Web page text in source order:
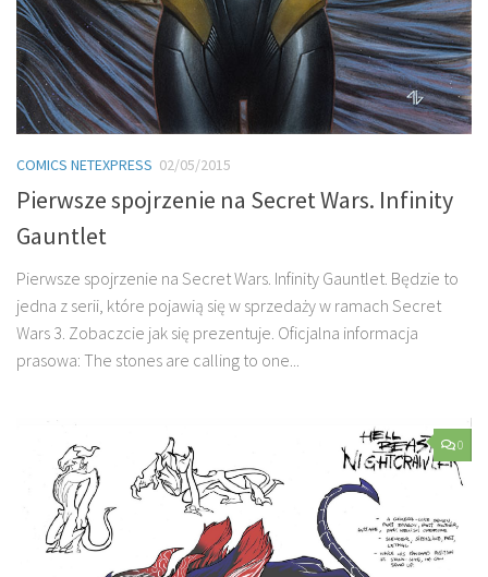
COMICS NETEXPRESS 02/05/2015
Pierwsze spojrzenie na Secret Wars. Infinity
Gauntlet
Pierwsze spojrzenie na Secret Wars. Infinity Gauntlet. Będzie to
jedna z serii, które pojawią się w sprzedaży w ramach Secret
Wars 3. Zobaczcie jak się prezentuje. Oficjalna informacja
prasowa: The stones are calling to one...
0